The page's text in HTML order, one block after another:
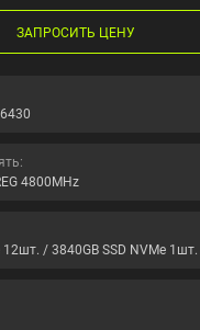
ЗАПРОСИТЬ ЦЕНУ
4800MHz
12шт. / 3840GB SSD NVMe 1шт.